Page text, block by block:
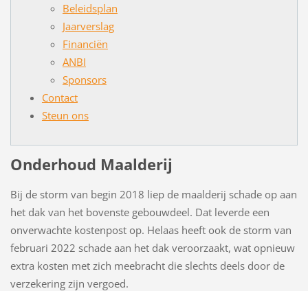
Beleidsplan
Jaarverslag
Financiën
ANBI
Sponsors
Contact
Steun ons
Onderhoud Maalderij
Bij de storm van begin 2018 liep de maalderij schade op aan
het dak van het bovenste gebouwdeel. Dat leverde een
onverwachte kostenpost op. Helaas heeft ook de storm van
februari 2022 schade aan het dak veroorzaakt, wat opnieuw
extra kosten met zich meebracht die slechts deels door de
verzekering zijn vergoed.